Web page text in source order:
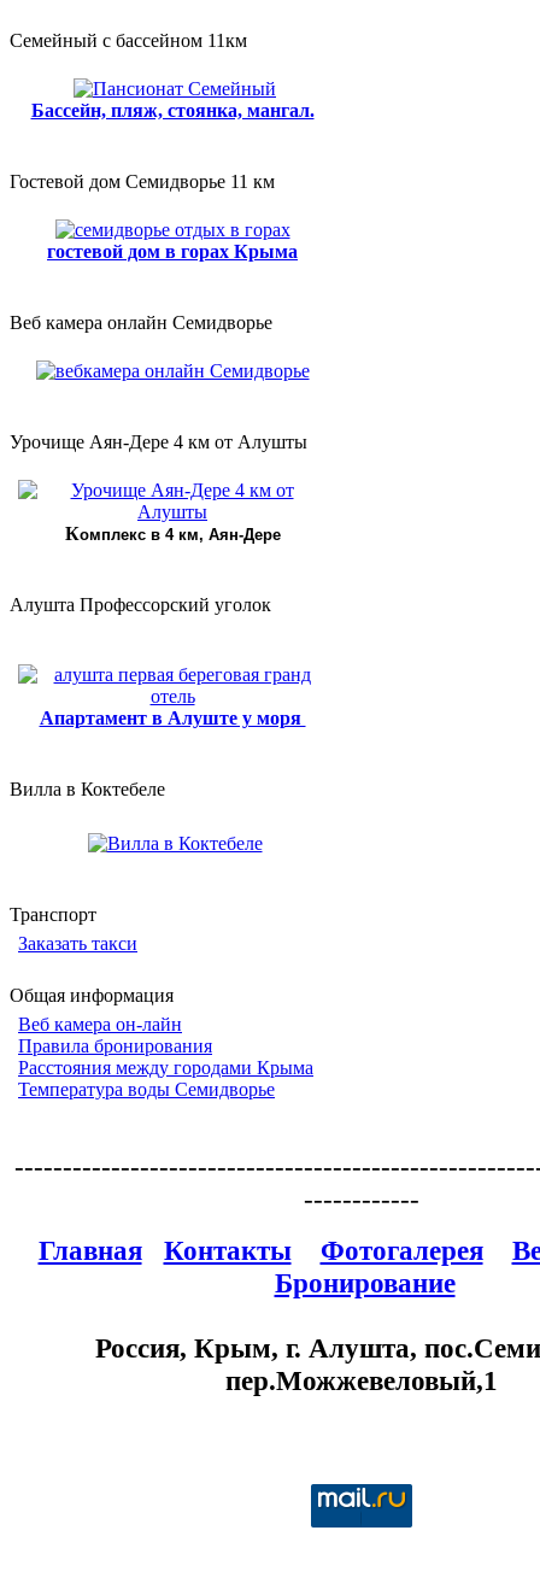
Семейный с бассейном 11км
Бассейн, пляж, стоянка, мангал.
Гостевой дом Семидворье 11 км
гостевой дом в горах Крыма
Веб камера онлайн Семидворье
Урочище Аян-Дере 4 км от Алушты
Комплекс в 4 км, Аян-Дере
Алушта Профессорский уголок
Апартамент в Алуште у моря
Вилла в Коктебеле
Транспорт
Заказать такси
Общая информация
Веб камера он-лайн
Правила бронирования
Расстояния между городами Крыма
Температура воды Семидворье
------------
Главная
Контакты Фотогалерея
Бронирование
Россия, Крым, г. Алушта,
пер.Можжевеловый,1